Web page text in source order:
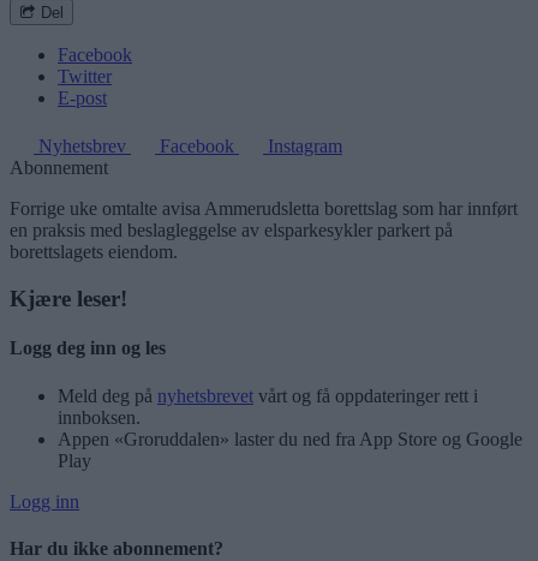
Del
Facebook
Twitter
E-post
Nyhetsbrev Facebook
Instagram
Abonnement
Forrige uke omtalte avisa Ammerudsletta borettslag som har innført
en praksis med beslagleggelse av elsparkesykler parkert på
borettslagets eiendom.
Kjære leser!
Logg deg inn og les
Meld deg på nyhetsbrevet vårt og få oppdateringer rett i
innboksen.
Appen «Groruddalen» laster du ned fra App Store og Google
Play
Logg inn
Har du ikke abonnement?